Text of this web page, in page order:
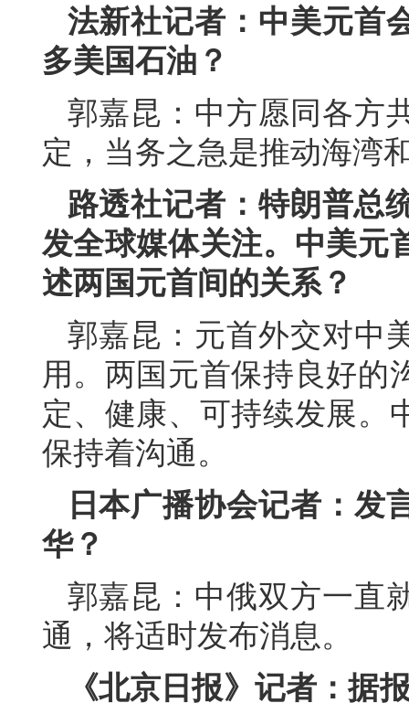
法新社记者：中美元首
多美国石油？
郭嘉昆：中方愿同各方
定，当务之急是推动海湾
路透社记者：特朗普总
发全球媒体关注。中美元
述两国元首间的关系？
郭嘉昆：元首外交对中
用。两国元首保持良好的
定、健康、可持续发展。
保持着沟通。
日本广播协会记者：发
华？
郭嘉昆：中俄双方一直
通，将适时发布消息。
《北京日报》记者：据